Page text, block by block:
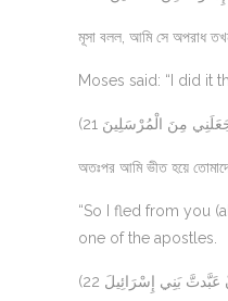
মূসা বলল, আমি সে অপরাধ
Moses said: “I did it
مِنَ الْمُرْسَلِينَ
অতঃপর আমি ভীত হয়ে
“So I fled from you
one of the apostles.
عَبَّدتَّ بَنِي إِسْرَائِيلَ